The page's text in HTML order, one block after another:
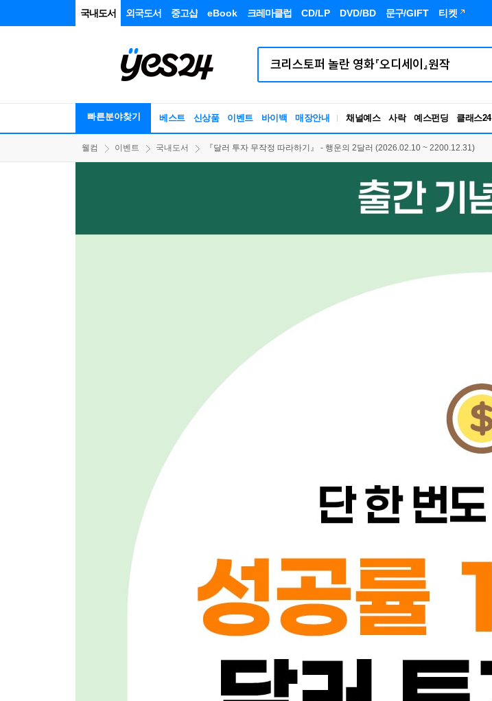
국내도서 외국도서 중고샵 eBook 크레마클럽 CD/LP DVD/BD 문구/GIFT 티켓
빠른분야찾기 베스트 신상품 이벤트 바이백 매장안내 채널예스 사락 예스펀딩 클래스24
웰컴 이벤트 국내도서 『달러 투자 무작정 따라하기』 - 행운의 2달러 (2026.02.10 ~ 2200.12.31)